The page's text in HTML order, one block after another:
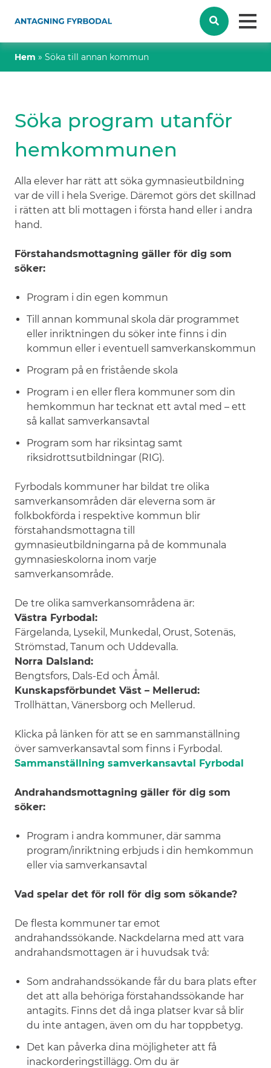
Hem » Söka till annan kommun
Söka program utanför
hemkommunen
Alla elever har rätt att söka gymnasieutbildning
var de vill i hela Sverige. Däremot görs det skillnad
i rätten att bli mottagen i första hand eller i andra
hand.
Förstahandsmottagning gäller för dig som
söker:
Program i din egen kommun
Till annan kommunal skola där programmet
eller inriktningen du söker inte finns i din
kommun eller i eventuell samverkanskommun
Program på en fristående skola
Program i en eller flera kommuner som din
hemkommun har tecknat ett avtal med – ett
så kallat samverkansavtal
Program som har riksintag samt
riksidrottsutbildningar (RIG).
Fyrbodals kommuner har bildat tre olika
samverkansområden där eleverna som är
folkbokförda i respektive kommun blir
förstahandsmottagna till
gymnasieutbildningarna på de kommunala
gymnasieskolorna inom varje
samverkansområde.
De tre olika samverkansområdena är:
Västra Fyrbodal:
Färgelanda, Lysekil, Munkedal, Orust, Sotenäs,
Strömstad, Tanum och Uddevalla.
Norra Dalsland:
Bengtsfors, Dals-Ed och Åmål.
Kunskapsförbundet Väst – Mellerud:
Trollhättan, Vänersborg och Mellerud.
Klicka på länken för att se en sammanställning
över samverkansavtal som finns i Fyrbodal.
Sammanställning samverkansavtal Fyrbodal
Andrahandsmottagning gäller för dig som
söker:
Program i andra kommuner, där samma
program/inriktning erbjuds i din hemkommun
eller via samverkansavtal
Vad spelar det för roll för dig som sökande?
De flesta kommuner tar emot
andrahandssökande. Nackdelarna med att vara
andrahandsmottagen är i huvudsak två:
Som andrahandssökande får du bara plats efter
det att alla behöriga förstahandssökande har
antagits. Finns det då inga platser kvar så blir
du inte antagen, även om du har toppbetyg.
Det kan påverka dina möjligheter att få
inackorderingstillägg. Om du är